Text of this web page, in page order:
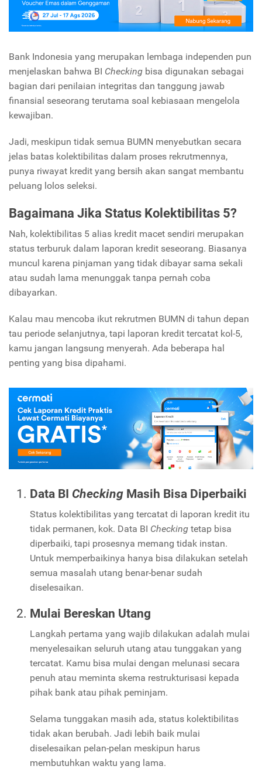
Bank Indonesia yang merupakan lembaga independen pun
menjelaskan bahwa BI Checking bisa digunakan sebagai
bagian dari penilaian integritas dan tanggung jawab
finansial seseorang terutama soal kebiasaan mengelola
kewajiban.
Jadi, meskipun tidak semua BUMN menyebutkan secara
jelas batas kolektibilitas dalam proses rekrutmennya,
punya riwayat kredit yang bersih akan sangat membantu
peluang lolos seleksi.
Bagaimana Jika Status Kolektibilitas 5?
Nah, kolektibilitas 5 alias kredit macet sendiri merupakan
status terburuk dalam laporan kredit seseorang. Biasanya
muncul karena pinjaman yang tidak dibayar sama sekali
atau sudah lama menunggak tanpa pernah coba
dibayarkan.
Kalau mau mencoba ikut rekrutmen BUMN di tahun depan
tau periode selanjutnya, tapi laporan kredit tercatat kol-5,
kamu jangan langsung menyerah. Ada beberapa hal
penting yang bisa dipahami.
Data BI Checking Masih Bisa Diperbaiki
Status kolektibilitas yang tercatat di laporan kredit itu
tidak permanen, kok. Data BI Checking tetap bisa
diperbaiki, tapi prosesnya memang tidak instan.
Untuk memperbaikinya hanya bisa dilakukan setelah
semua masalah utang benar-benar sudah
diselesaikan.
Mulai Bereskan Utang
Langkah pertama yang wajib dilakukan adalah mulai
menyelesaikan seluruh utang atau tunggakan yang
tercatat. Kamu bisa mulai dengan melunasi secara
penuh atau meminta skema restrukturisasi kepada
pihak bank atau pihak peminjam.
Selama tunggakan masih ada, status kolektibilitas
tidak akan berubah. Jadi lebih baik mulai
diselesaikan pelan-pelan meskipun harus
membutuhkan waktu yang lama.